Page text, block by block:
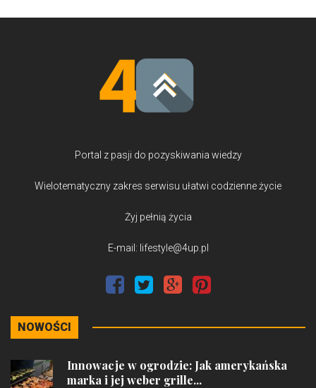
Portal z pasji do pozyskiwania wiedzy
Wielotematyczny zakres serwisu ułatwi codzienne życie
Żyj pełnią życia
E-mail: lifestyle@4up.pl
NOWOŚCI
Innowacje w ogrodzie: Jak amerykańska
marka i jej weber grille...